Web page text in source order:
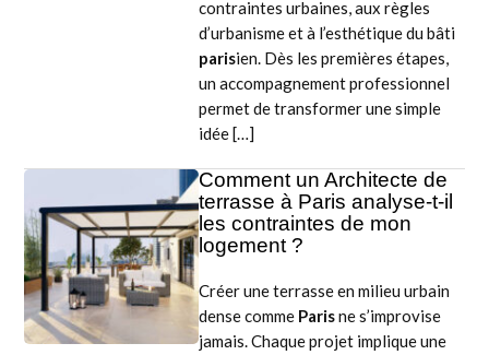
contraintes urbaines, aux règles
d’urbanisme et à l’esthétique du bâti
parisien. Dès les premières étapes,
un accompagnement professionnel
permet de transformer une simple
idée […]
Comment un Architecte de
terrasse à Paris analyse-t-il
les contraintes de mon
logement ?
Créer une terrasse en milieu urbain
dense comme Parisne s’improvise
jamais. Chaque projet implique une